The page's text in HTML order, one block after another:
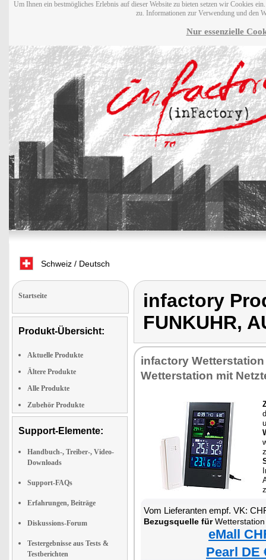
Um Ihnen ein bestmögliches Erlebnis auf dieser Website zu bieten setzen wir Cookies
zu. Informationen zur Verwendung und den
Nur essenzielle
Schweiz / Deutsch
Startseite
Produkt-Übersicht:
Aktuelle Produkte
Ältere Produkte
Alle Produkte
Zubehör Produkte
Support-Elemente:
Handbuch-, Treiber-, Video-
Downloads
Support-FAQs
Erfahrungen, Beiträge
Diskussions-Forum
Testergebnisse aus Tests &
Testberichten
infactory
FUNKUHR,
infactory
Wetterstation mit
Vom Lieferanten empf. VK:
Bezugsquelle fürWetterstation mit
eMall
Pearl DE